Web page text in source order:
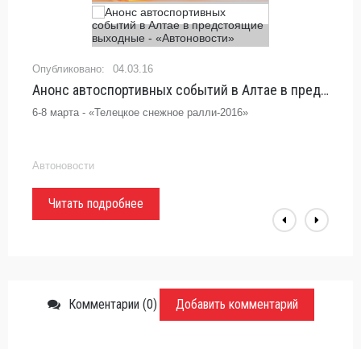
04.03.16
Анонс автоспортивных событий в Алтае в предстоящие выходные - «Автоновости»
6-8 марта - «Телецкое снежное ралли-2016»
Автоновости
Читать подробнее
Комментарии (0) Добавить комментарий